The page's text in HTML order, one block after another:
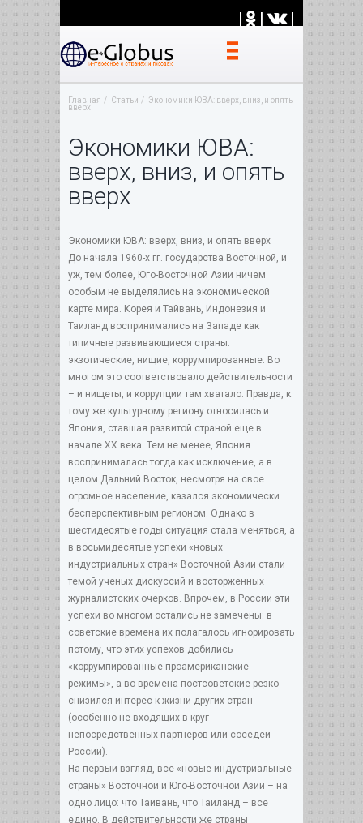
| | |
Главная Статьи
Экономики ЮВА: вверх, вниз, и опять
вверх
Экономики ЮВА:
вверх, вниз, и опять
вверх
Экономики ЮВА: вверх, вниз, и опять вверх
До начала 1960-х гг. государства Восточной, и
уж, тем более, Юго-Восточной Азии ничем
особым не выделялись на экономической
карте мира. Корея и Тайвань, Индонезия и
Таиланд воспринимались на Западе как
типичные развивающиеся страны:
экзотические, нищие, коррумпированные. Во
многом это соответствовало действительности
– и нищеты, и коррупции там хватало. Правда, к
тому же культурному региону относилась и
Япония, ставшая развитой страной еще в
начале XX века. Тем не менее, Япония
воспринималась тогда как исключение, а в
целом Дальний Восток, несмотря на свое
огромное население, казался экономически
бесперспективным регионом. Однако в
шестидесятые годы ситуация стала меняться, а
в восьмидесятые успехи «новых
индустриальных стран» Восточной Азии стали
темой ученых дискуссий и восторженных
журналистских очерков. Впрочем, в России эти
успехи во многом остались не замечены: в
советские времена их полагалось игнорировать
потому, что этих успехов добились
«коррумпированные проамериканские
режимы», а во времена постсоветские резко
снизился интерес к жизни других стран
(особенно не входящих в круг
непосредственных партнеров или соседей
России).
На первый взгляд, все «новые индустриальные
страны» Восточной и Юго-Восточной Азии – на
одно лицо: что Тайвань, что Таиланд – все
едино. В действительности же страны